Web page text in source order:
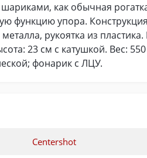
как обычная
функцию упора.
рукоятка из пластика.
23 см с катушкой. Вес:
фонарик с ЛЦУ.
Centershot